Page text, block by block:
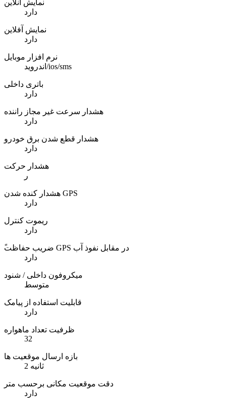
نمایش آنلاین
دارد
نمایش آفلاین
دارد
نرم افزار موبایل
اندروید/ios/sms
باتری داخلی
دارد
هشدار سرعت غیر مجاز راننده
دارد
هشدار قطع شدن برق خودرو
دارد
هشدار حرکت
ر
هشدار کنده شدن GPS
دارد
ریموت کنترل
دارد
ًضریب حفاظت GPS در مقابل نفوذ آب
دارد
میکروفون داخلی / شنود
متوسط
قابلیت استفاده از پیامک
دارد
ظرفیت تعداد ماهواره
32
بازه ارسال موقعیت ها
2 ثانیه
دقت موقعیت مکانی برحسب متر
دارد